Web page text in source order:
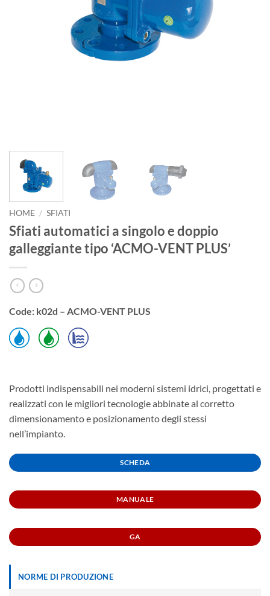
HOME / SFIATI
Sfiati automatici a singolo e doppio
galleggiante tipo ‘ACMO-VENT PLUS’
Code: k02d – ACMO-VENT PLUS
Prodotti indispensabili nei moderni sistemi idrici, progettati e
realizzati con le migliori tecnologie abbinate al corretto
dimensionamento e posizionamento degli stessi
nell’impianto.
SCHEDA
MANUALE
GA
NORME DI PRODUZIONE